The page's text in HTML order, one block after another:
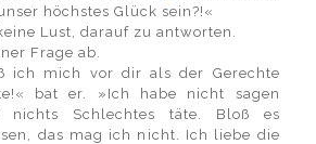
höchstes Glück sein?!«
Lust, darauf zu antworten.
Frage ab.
ich mich vor dir als der Gerechte
bat er. »Ich habe nicht sagen
Schlechtes täte. Bloß es
das mag ich nicht. Ich liebe die